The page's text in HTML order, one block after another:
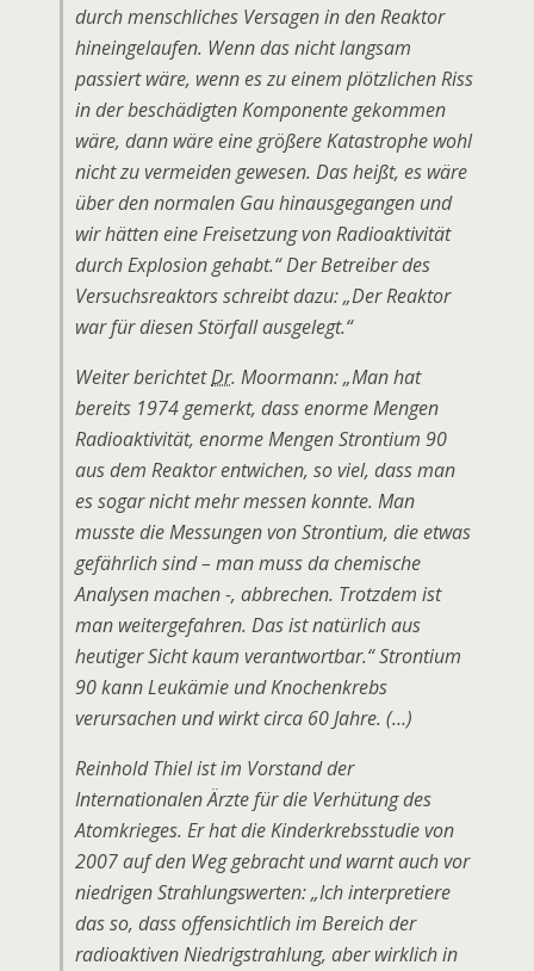
durch menschliches Versagen in den Reaktor
hineingelaufen. Wenn das nicht langsam
passiert wäre, wenn es zu einem plötzlichen Riss
in der beschädigten Komponente gekommen
wäre, dann wäre eine größere Katastrophe wohl
nicht zu vermeiden gewesen. Das heißt, es wäre
über den normalen Gau hinausgegangen und
wir hätten eine Freisetzung von Radioaktivität
durch Explosion gehabt.“ Der Betreiber des
Versuchsreaktors schreibt dazu: „Der Reaktor
war für diesen Störfall ausgelegt.“
Weiter berichtetDr. Moormann: „Man hat
bereits 1974 gemerkt, dass enorme Mengen
Radioaktivität, enorme Mengen Strontium 90
aus dem Reaktor entwichen, so viel, dass man
es sogar nicht mehr messen konnte. Man
musste die Messungen von Strontium, die etwas
gefährlich sind – man muss da chemische
Analysen machen -, abbrechen. Trotzdem ist
man weitergefahren. Das ist natürlich aus
heutiger Sicht kaum verantwortbar.“ Strontium
90 kann Leukämie und Knochenkrebs
verursachen und wirkt circa 60 Jahre. (…)
Reinhold Thiel ist im Vorstand der
Internationalen Ärzte für die Verhütung des
Atomkrieges. Er hat die Kinderkrebsstudie von
2007 auf den Weg gebracht und warnt auch vor
niedrigen Strahlungswerten: „Ich interpretiere
das so, dass offensichtlich im Bereich der
radioaktiven Niedrigstrahlung, aber wirklich in